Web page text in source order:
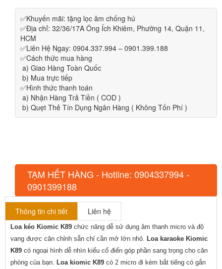
✅Khuyến mãi: tặng lọc âm chống hú
✅Địa chỉ: 32/36/17A Ông Ích Khiêm, Phường 14, Quận 11,
HCM
✅Liên Hệ Ngay: 0904.337.994 – 0901.399.188
✅Cách thức mua hàng
a) Giao Hàng Toàn Quốc
b) Mua trực tiếp
✅Hình thức thanh toán
a) Nhận Hàng Trả Tiền ( COD )
b) Quẹt Thẻ Tín Dụng Ngân Hàng ( Không Tốn Phí )
TẠM HẾT HÀNG - Hotline: 0904337994 -
0901399188
Thông tin chi tiết Liên hệ
Loa kéo Kiomic K89 chức năng dễ sử dụng âm thanh micro và độ
vang được căn chỉnh sẵn chỉ cần mở lớn nhỏ. Loa karaoke Kiomic
K89 có ngoại hình dễ nhìn kiểu cổ điển góp phần sang trọng cho căn
phòng của bạn. Loa kiomic K89 có 2 micro đi kèm bắt tiếng có gắn